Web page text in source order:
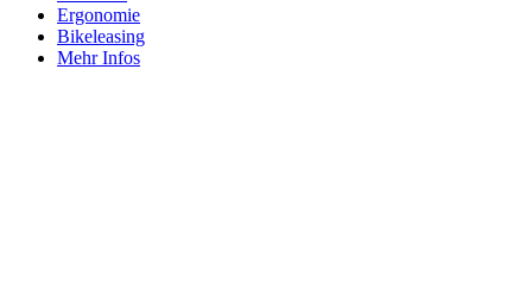
Ergonomie
Bikeleasing
Mehr Infos